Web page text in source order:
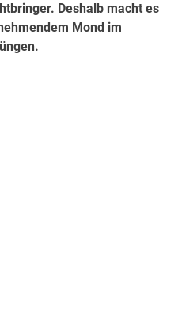
Deshalb macht es
Mond im